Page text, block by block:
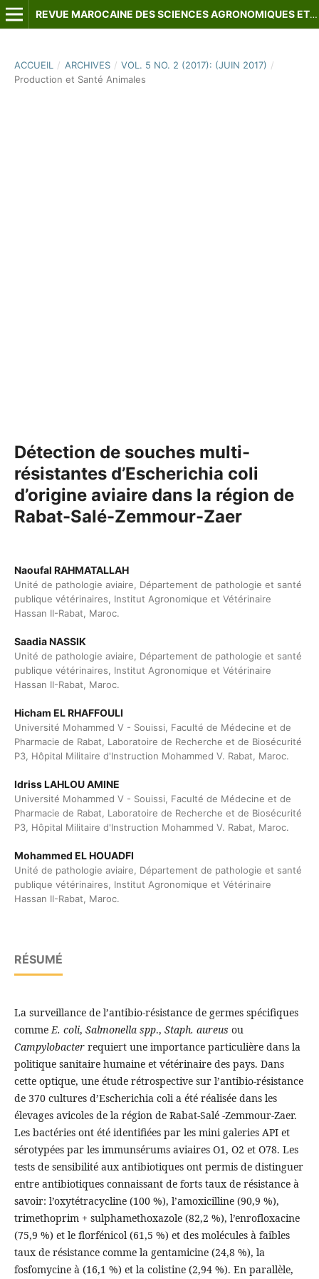
REVUE MAROCAINE DES SCIENCES AGRONOMIQUES ET VÉTÉRINAIRES
ACCUEIL / ARCHIVES / VOL. 5 NO. 2 (2017): (JUIN 2017) /
Production et Santé Animales
Détection de souches multi-
résistantes d’Escherichia coli
d’origine aviaire dans la région de
Rabat-Salé-Zemmour-Zaer
Naoufal RAHMATALLAH
Unité de pathologie aviaire, Département de pathologie et santé
publique vétérinaires, Institut Agronomique et Vétérinaire
Hassan II-Rabat, Maroc.
Saadia NASSIK
Unité de pathologie aviaire, Département de pathologie et santé
publique vétérinaires, Institut Agronomique et Vétérinaire
Hassan II-Rabat, Maroc.
Hicham EL RHAFFOULI
Université Mohammed V - Souissi, Faculté de Médecine et de
Pharmacie de Rabat, Laboratoire de Recherche et de Biosécurité
P3, Hôpital Militaire d'Instruction Mohammed V. Rabat, Maroc.
Idriss LAHLOU AMINE
Université Mohammed V - Souissi, Faculté de Médecine et de
Pharmacie de Rabat, Laboratoire de Recherche et de Biosécurité
P3, Hôpital Militaire d'Instruction Mohammed V. Rabat, Maroc.
Mohammed EL HOUADFI
Unité de pathologie aviaire, Département de pathologie et santé
publique vétérinaires, Institut Agronomique et Vétérinaire
Hassan II-Rabat, Maroc.
RÉSUMÉ
La surveillance de l’antibio-résistance de germes spécifiques
commeE. coli, Salmonella spp., Staph. aureus ou
Campylobacterrequiert une importance particulière dans la
politique sanitaire humaine et vétérinaire des pays. Dans
cette optique, une étude rétrospective sur l’antibio-résistance
de 370 cultures d’Escherichia coli a été réalisée dans les
élevages avicoles de la région de Rabat-Salé -Zemmour-Zaer.
Les bactéries ont été identifiées par les mini galeries API et
sérotypées par les immunsérums aviaires O1, O2 et O78. Les
tests de sensibilité aux antibiotiques ont permis de distinguer
entre antibiotiques connaissant de forts taux de résistance à
savoir: l’oxytétracycline (100 %), l’amoxicilline (90,9 %),
trimethoprim + sulphamethoxazole (82,2 %), l’enrofloxacine
(75,9 %) et le florfénicol (61,5 %) et des molécules à faibles
taux de résistance comme la gentamicine (24,8 %), la
fosfomycine à (16,1 %) et la colistine (2,94 %). En parallèle,